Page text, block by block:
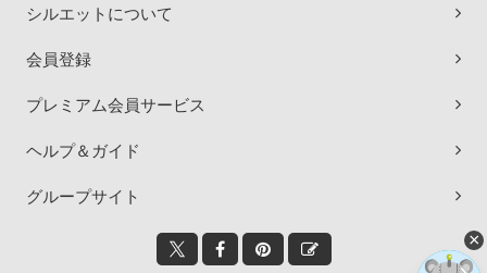
シルエットについて
会員登録
プレミアム会員サービス
ヘルプ＆ガイド
グループサイト
×